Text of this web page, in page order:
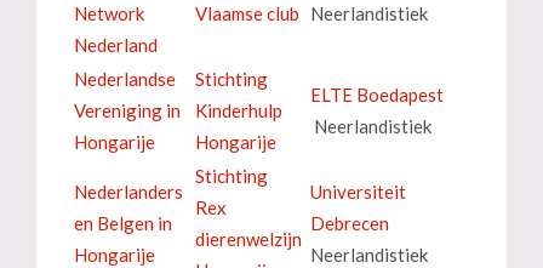
Network
Nederland
Vlaamse club
Neerlandistiek
Nederlandse
Vereniging in
Hongarije
Stichting
Kinderhulp
Hongarije
ELTE Boedapest
Neerlandistiek
Nederlanders
en Belgen in
Hongarije
Stichting
Rex
dierenwelzijn
Universiteit
Debrecen
Neerlandistiek